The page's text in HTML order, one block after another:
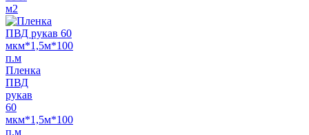
м2
Пленка
ПВД
рукав
60
мкм*1,5м*100
п.м